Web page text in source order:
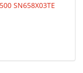
SN658X03TE